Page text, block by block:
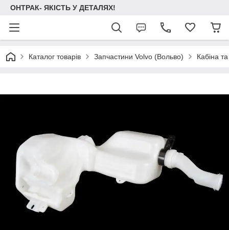
ОНТРАК- ЯКІСТЬ У ДЕТАЛЯХ!
Каталог товарів Запчастини Volvo (Вольво) Кабіна